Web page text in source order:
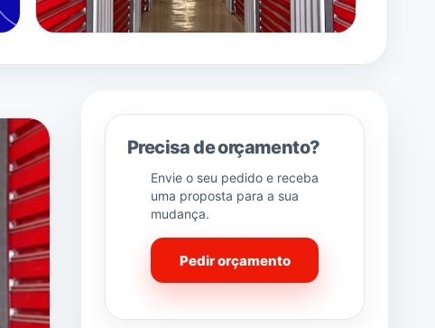
Precisa de orçamento?
Envie o seu pedido e receba
uma proposta para a sua
mudança.
Pedir orçamento